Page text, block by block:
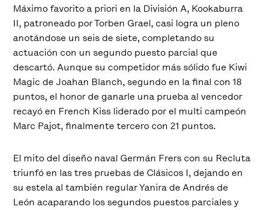
Máximo favorito a priori en la División A, Kookaburra
II, patroneado por Torben Grael, casi logra un pleno
anotándose un seis de siete, completando su
actuación con un segundo puesto parcial que
descartó. Aunque su competidor más sólido fue Kiwi
Magic de Joahan Blanch, segundo en la final con 18
puntos, el honor de ganarle una prueba al vencedor
recayó en French Kiss liderado por el multi campeón
Marc Pajot, finalmente tercero con 21 puntos.
El mito del diseño naval Germán Frers con su Recluta
triunfó en las tres pruebas de Clásicos I, dejando en
su estela al también regular Yanira de Andrés de
León acaparando los segundos puestos parciales y